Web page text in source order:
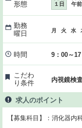
形態
１日
午前
勤務
曜日
月 火 水
時間 9：00～
こだわ
り条件
内視鏡検
求人のポイント
【募集科目】：消化器内